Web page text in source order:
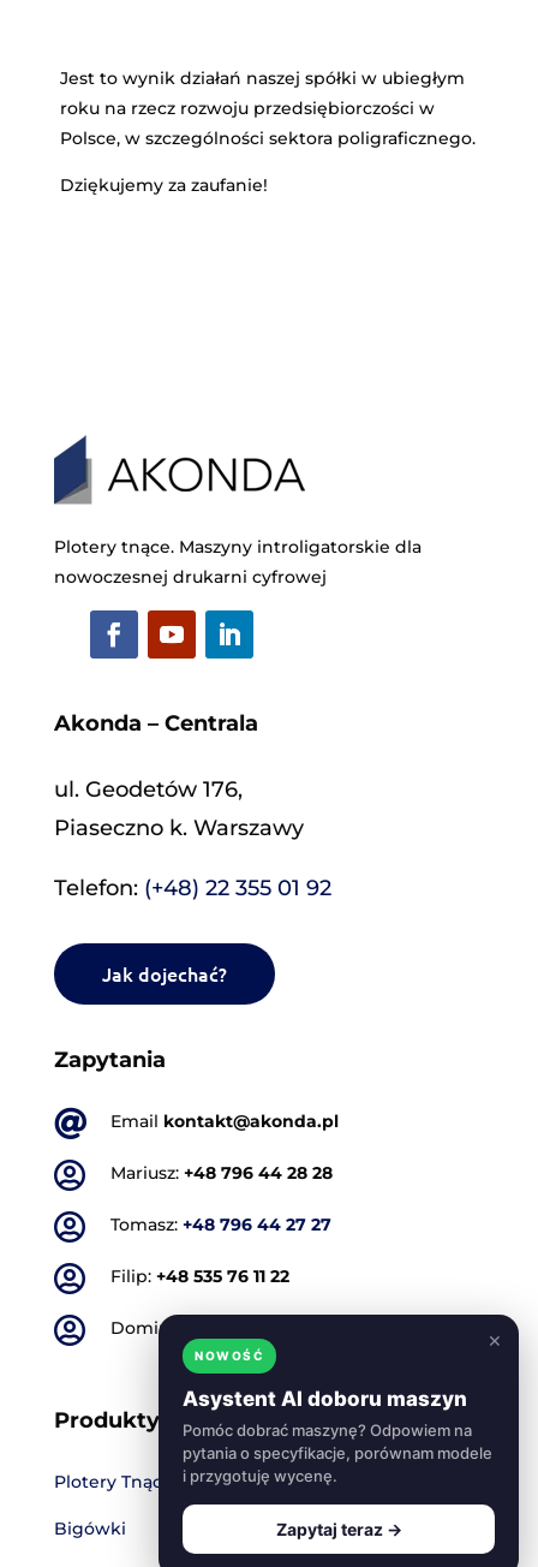
Jest to wynik działań naszej spółki w ubiegłym
roku na rzecz rozwoju przedsiębiorczości w
Polsce, w szczególności sektora poligraficznego.
Dziękujemy za zaufanie!
Plotery tnące. Maszyny introligatorskie dla
nowoczesnej drukarni cyfrowej
Akonda – Centrala
ul. Geodetów 176,
Piaseczno k. Warszawy
Telefon: (+48) 22 355 01 92
Jak dojechać?
Zapytania
 Email kontakt@akonda.pl
 Mariusz: +48 796 44 28 28
 Tomasz: +48 796 44 27 27
 Filip: +48 535 76 11 22
 Dominik:
Produkty
Plotery Tnące
Bigówki
×
NOWOŚĆ
Asystent AI doboru maszyn
Pomóc dobrać maszynę? Odpowiem na
pytania o specyfikacje, porównam modele
i przygotuję wycenę.
Zapytaj teraz →